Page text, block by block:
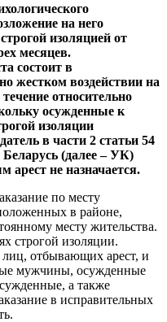
на него
изоляцией от
месяцев.
состоит в
жестком воздействии на
относительно
осужденные к
изоляции
в части 2 статьи 54
(далее – УК)
арест не назначается.
по месту
в районе,
месту жительства.
строгой изоляции.
отбывающих арест, и
мужчины, осужденные
а также
в исправительных